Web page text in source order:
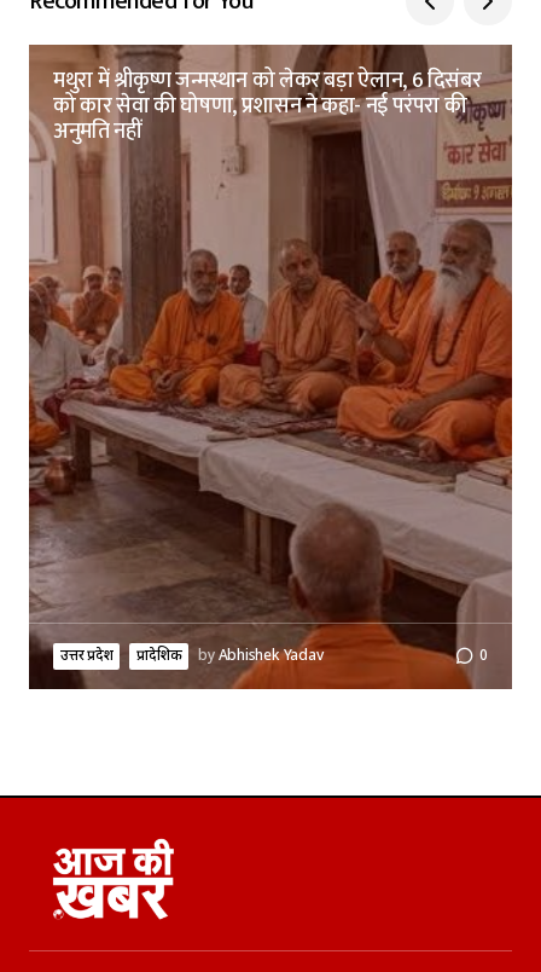
मथुरा में श्रीकृष्ण जन्मस्थान को लेकर बड़ा ऐलान, 6 दिसंबर
को कार सेवा की घोषणा, प्रशासन ने कहा- नई परंपरा की
अनुमति नहीं
उत्तर प्रदेश प्रादेशिक byAbhishek Yadav 0